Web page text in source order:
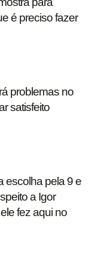
é preciso fazer
problemas no
satisfeito
escolha pela 9 e
a Igor
fez aqui no